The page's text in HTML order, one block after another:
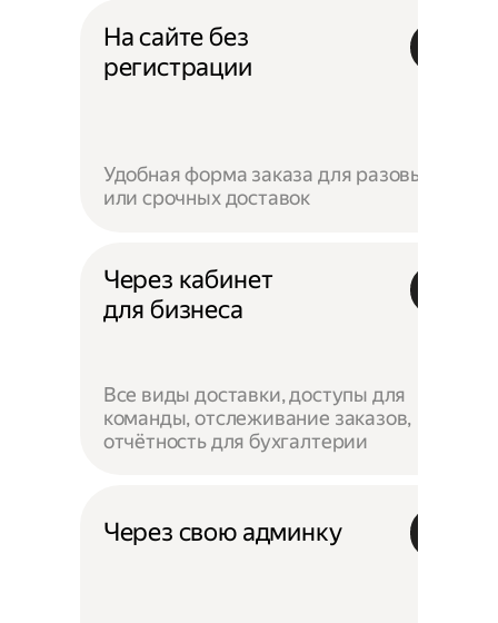
На сайте без
регистрации
Удобная форма заказа для разовых
или срочных доставок
Через кабинет
для бизнеса
Все виды доставки, доступы для
команды, отслеживание заказов,
отчётность для бухгалтерии
Через свою админку